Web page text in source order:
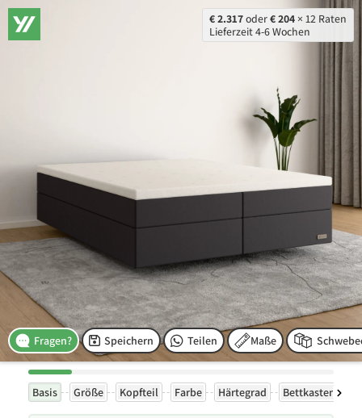
€ 2.317oder€ 204 × 12 Raten
Lieferzeit 4-6 Wochen
Fragen? Maße
Speichern Teilen
Basis Größe Kopfteil Farbe Härtegrad Bettkasten